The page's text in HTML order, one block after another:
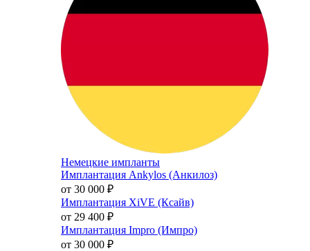
Немецкие импланты
Имплантация Ankylos (Анкилоз)
от 30 000 ₽
Имплантация XiVE (Ксайв)
от 29 400 ₽
Имплантация Impro (Импро)
от 30 000 ₽